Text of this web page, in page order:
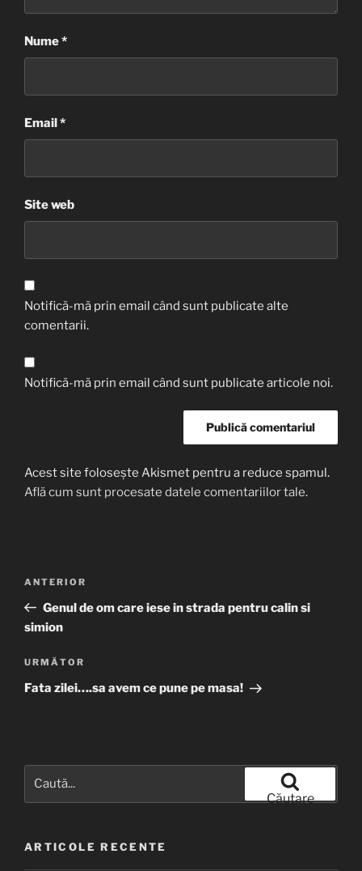
Nume*
Email*
Site web
Notifică-mă prin email când sunt publicate alte
comentarii.
Notifică-mă prin email când sunt publicate articole noi.
Acest site folosește Akismet pentru a reduce spamul.
Află cum sunt procesate datele comentariilor tale.
articole
Articolul
anterior
ANTERIOR
Genul de om care iese in strada pentru calin si
simion
Articolul
următor
URMĂTOR
Fata zilei….sa avem ce pune pe masa!
Căutare
ARTICOLE RECENTE